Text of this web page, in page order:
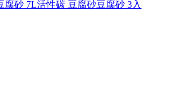
腐砂 7L活性碳 豆腐砂豆腐砂 3入